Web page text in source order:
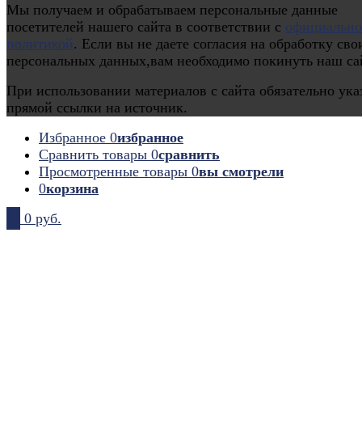
Мы получаем и обрабатываем персональные данные
посетителей нашего сайта в соответствии с
политикой. Если вы не даете согласия на обработку
персональных данных,вам необходимо покинуть наш
При использовании материалов с сайта обязательно
прямой ссылки на источник.
Избранное 0избранное
Сравнить товары 0сравнить
Просмотренные товары 0вы смотрели
0корзина
0 руб.